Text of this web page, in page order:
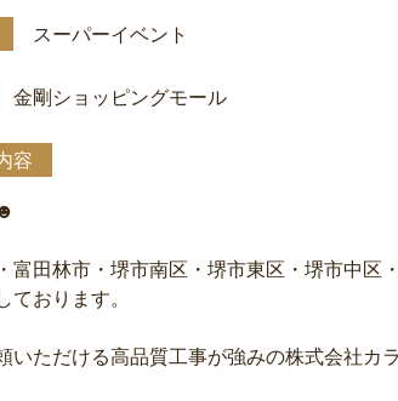
スーパーイベント
金剛ショッピングモール
容
富田林市・堺市南区・堺市東区・堺市中
ております。
いただける高品質工事が強みの株式会社カ